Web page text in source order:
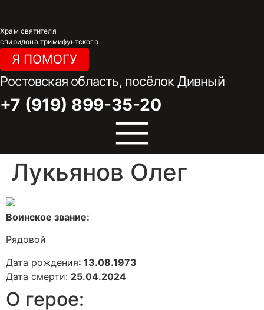
содержимому
Храм святителя
спиридона тримифунтского
Я ПОМОГУ
Ростовская область, посёлок Дивный
+7 (919) 899-35-20
Лукьянов Олег
Воинское звание:
Рядовой
Дата рождения: 13.08.1973
Дата смерти: 25.04.2024
О герое: